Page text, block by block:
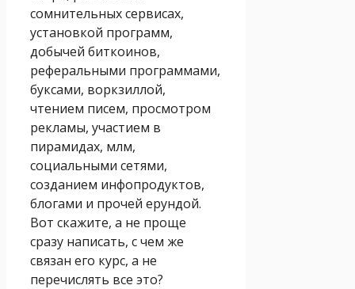
сомнительных сервисах,
установкой программ,
добычей биткоинов,
реферальными программами,
буксами, воркзиллой,
чтением писем, просмотром
рекламы, участием в
пирамидах, млм,
социальными сетями,
созданием инфопродуктов,
блогами и прочей ерундой.
Вот скажите, а не проще
сразу написать, с чем же
связан его курс, а не
перечислять все это?